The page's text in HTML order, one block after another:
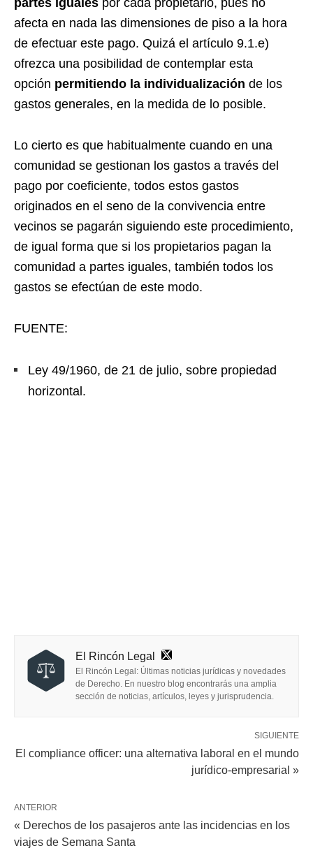
partes iguales por cada propietario, pues no
afecta en nada las dimensiones de piso a la hora
de efectuar este pago. Quizá el artículo 9.1.e)
ofrezca una posibilidad de contemplar esta
opción permitiendo la individualización de los
gastos generales, en la medida de lo posible.
Lo cierto es que habitualmente cuando en una
comunidad se gestionan los gastos a través del
pago por coeficiente, todos estos gastos
originados en el seno de la convivencia entre
vecinos se pagarán siguiendo este procedimiento,
de igual forma que si los propietarios pagan la
comunidad a partes iguales, también todos los
gastos se efectúan de este modo.
FUENTE:
Ley 49/1960, de 21 de julio, sobre propiedad
horizontal.
El Rincón Legal
El Rincón Legal: Últimas noticias jurídicas y novedades
de Derecho. En nuestro blog encontrarás una amplia
sección de noticias, artículos, leyes y jurisprudencia.
SIGUIENTE
El compliance officer: una alternativa laboral en el mundo
jurídico-empresarial »
ANTERIOR
« Derechos de los pasajeros ante las incidencias en los
viajes de Semana Santa